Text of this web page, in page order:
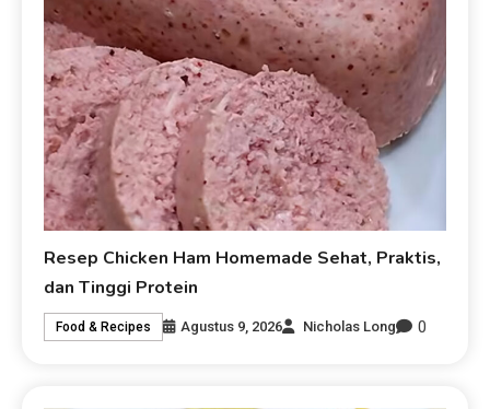
Resep Chicken Ham Homemade Sehat, Praktis,
dan Tinggi Protein
Food & Recipes Agustus 9, 2026 Nicholas Long 0